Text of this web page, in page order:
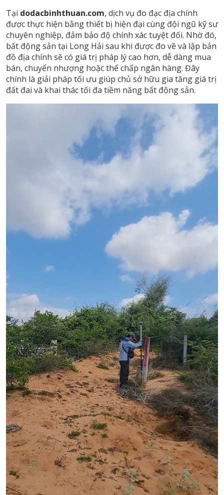
Tại dodacbinhthuan.com, dịch vụ đo đạc địa chính
được thực hiện bằng thiết bị hiện đại cùng đội ngũ kỹ sư
chuyên nghiệp, đảm bảo độ chính xác tuyệt đối. Nhờ đó,
bất động sản tại Long Hải sau khi được đo vẽ và lập bản
đồ địa chính sẽ có giá trị pháp lý cao hơn, dễ dàng mua
bán, chuyển nhượng hoặc thế chấp ngân hàng. Đây
chính là giải pháp tối ưu giúp chủ sở hữu gia tăng giá trị
đất đai và khai thác tối đa tiềm năng bất động sản.